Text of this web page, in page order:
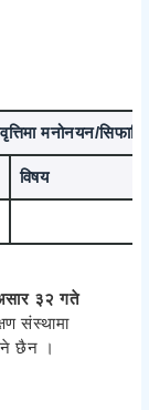
मनोनयन/
विषय
३२ गते
संस्थामा
छैन ।